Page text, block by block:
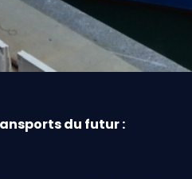
du futur :